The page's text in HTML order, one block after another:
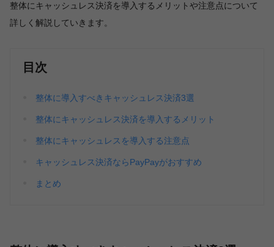
整体にキャッシュレス決済を導入するメリットや注意点について
詳しく解説していきます。
目次
整体に導入すべきキャッシュレス決済3選
整体にキャッシュレス決済を導入するメリット
整体にキャッシュレスを導入する注意点
キャッシュレス決済ならPayPayがおすすめ
まとめ